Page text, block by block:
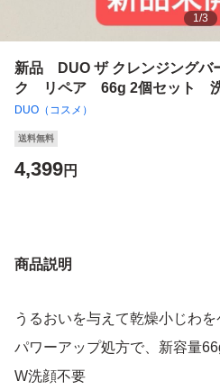
1/3
新品 DUO ザ クレンジングバ
ク リペア 66g 2個セット
DUO（コスメ）
送料無料
4,399円
商品説明
うるおいを与えて乾燥小じわを
パワーアップ処方で、新容量
W洗顔不要